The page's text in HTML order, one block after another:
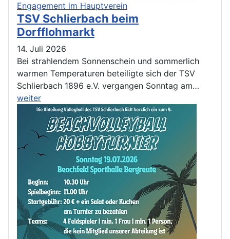
Engagement im Hauptverein
TSV Schlierbach beim
Dorfflohmarkt
14. Juli 2026
Bei strahlendem Sonnenschein und sommerlich
warmen Temperaturen beteiligte sich der TSV
Schlierbach 1896 e.V. vergangen Sonntag am…
weiter